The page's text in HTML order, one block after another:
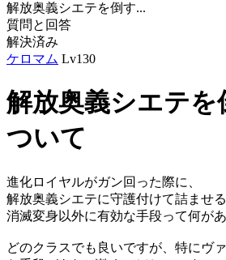
解放奥義シエテを倒す...
質問と回答
解決済み
ケロマム Lv130
解放奥義シエテを
ついて
進化ロイヤルがガン回った際に、
解放奥義シエテに守護付けて詰ませ
消滅変身以外に有効な手段って何が
どのクラスでも良いですが、特にヴ